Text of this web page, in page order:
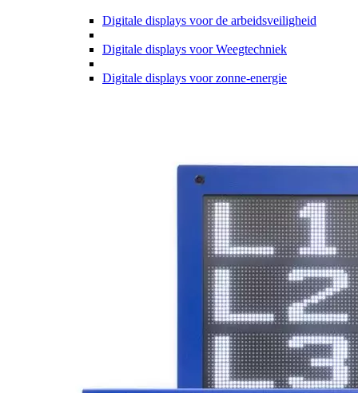
Digitale displays voor de arbeidsveiligheid
Digitale displays voor Weegtechniek
Digitale displays voor zonne-energie